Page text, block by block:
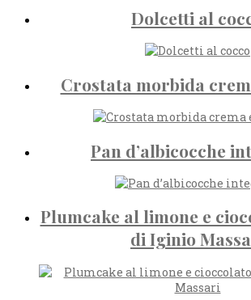
Dolcetti al
Crostata morbida
Pan d’albicocche
Plumcake al limone e
di Iginio